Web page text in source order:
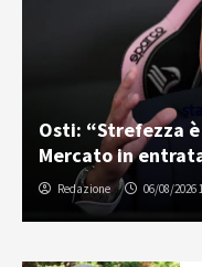
Osti: “Strefezza
Mercato in
Redazione 06/08/2026